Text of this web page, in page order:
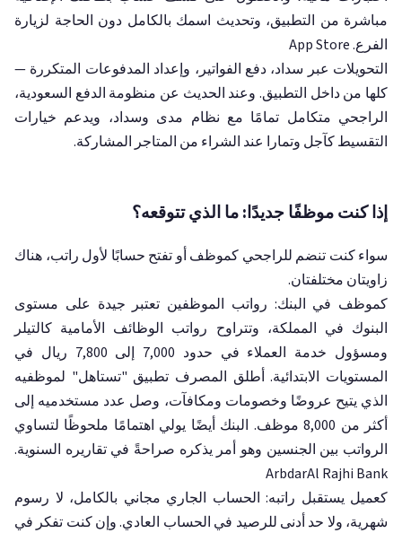
مباشرة من التطبيق، وتحديث اسمك بالكامل دون الحاجة لزيارة
الفرع. App Store
التحويلات عبر سداد، دفع الفواتير، وإعداد المدفوعات المتكررة —
كلها من داخل التطبيق. وعند الحديث عن منظومة الدفع السعودية،
الراجحي متكامل تمامًا مع نظام مدى وسداد، ويدعم خيارات
التقسيط كآجل وتمارا عند الشراء من المتاجر المشاركة.
إذا كنت موظفًا جديدًا: ما الذي تتوقعه؟
سواء كنت تنضم للراجحي كموظف أو تفتح حسابًا لأول راتب، هناك
زاويتان مختلفتان.
كموظف في البنك: رواتب الموظفين تعتبر جيدة على مستوى
البنوك في المملكة، وتتراوح رواتب الوظائف الأمامية كالتيلر
ومسؤول خدمة العملاء في حدود 7,000 إلى 7,800 ريال في
المستويات الابتدائية. أطلق المصرف تطبيق "تستاهل" لموظفيه
الذي يتيح عروضًا وخصومات ومكافآت، وصل عدد مستخدميه إلى
أكثر من 8,000 موظف. البنك أيضًا يولي اهتمامًا ملحوظًا لتساوي
الرواتب بين الجنسين وهو أمر يذكره صراحةً في تقاريره السنوية.
ArbdarAl Rajhi Bank
كعميل يستقبل راتبه: الحساب الجاري مجاني بالكامل، لا رسوم
شهرية، ولا حد أدنى للرصيد في الحساب العادي. وإن كنت تفكر في